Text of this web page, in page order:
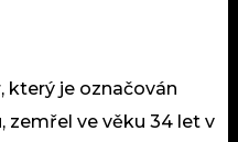
který je označován
zemřel ve věku 34 let v